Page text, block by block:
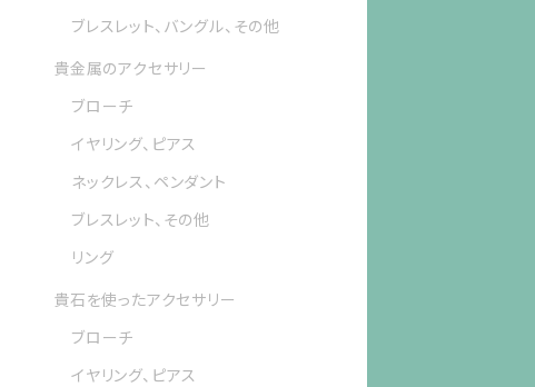
ブレスレット、バングル、その他
貴金属のアクセサリー
ブローチ
イヤリング、ピアス
ネックレス、ペンダント
ブレスレット、その他
リング
貴石を使ったアクセサリー
ブローチ
イヤリング、ピアス